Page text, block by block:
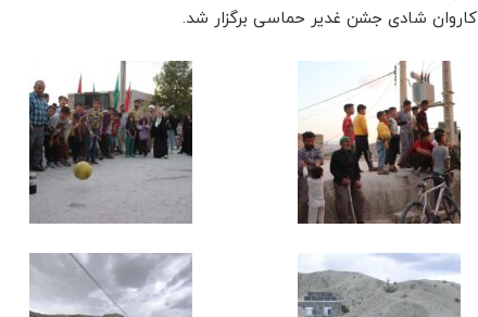
شادی جشن غدیر حماسی برگزار شد.